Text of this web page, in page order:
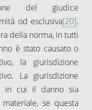
del giudice
od esclusiva[20].
della norma, in tutti
è stato causato o
la giurisdizione
La giurisdizione
in cui il danno sia
se questa